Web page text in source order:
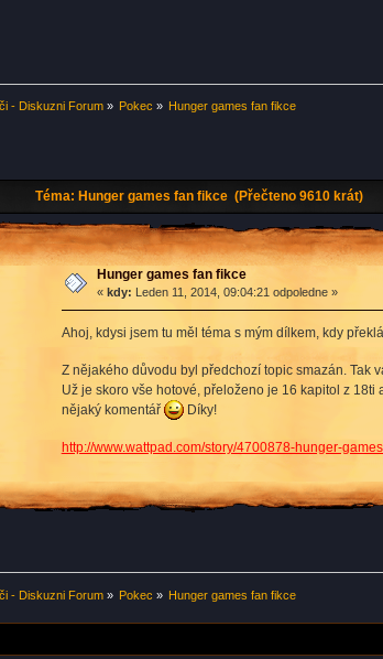
- Diskuzni Forum» Pokec » Hunger games fan fikce
Téma: Hunger games fan fikce (Přečteno 9610 krát)
Hunger games fan fikce
« kdy: Leden 11, 2014, 09:04:21 odpoledne »
Ahoj, kdysi jsem tu měl téma s mým dílkem, kdy
Z nějakého důvodu byl předchozí topic smazán. Tak
Už je skoro vše hotové, přeloženo je 16 kapitol z
nějaký komentář
Díky!
http://www.wattpad.com/story/4700878-hunger-
- Diskuzni Forum» Pokec » Hunger games fan fikce